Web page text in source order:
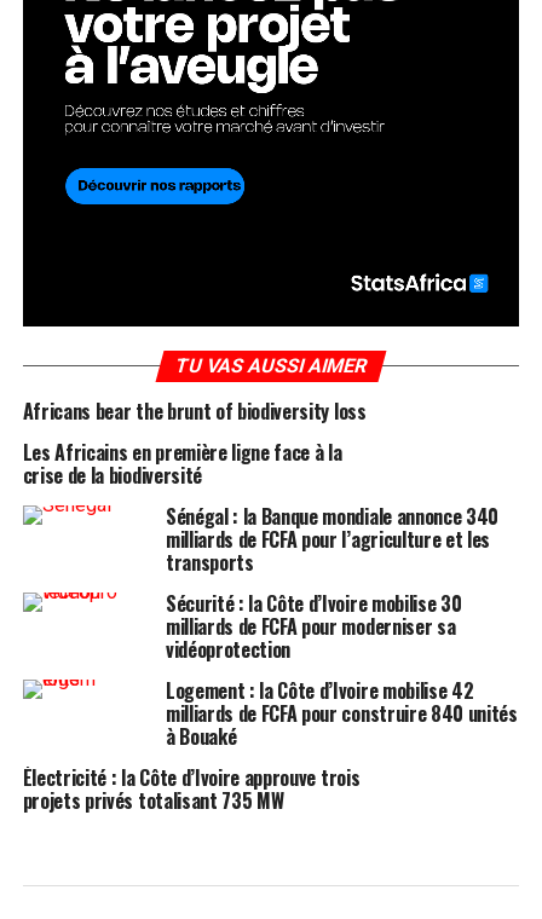
TU VAS AUSSI AIMER
Africans bear the brunt of biodiversity loss
Les Africains en première ligne face à la
crise de la biodiversité
Sénégal : la Banque mondiale annonce 340
milliards de FCFA pour l’agriculture et les
transports
Sécurité : la Côte d’Ivoire mobilise 30
milliards de FCFA pour moderniser sa
vidéoprotection
Logement : la Côte d’Ivoire mobilise 42
milliards de FCFA pour construire 840 unités
à Bouaké
Électricité : la Côte d’Ivoire approuve trois
projets privés totalisant 735 MW